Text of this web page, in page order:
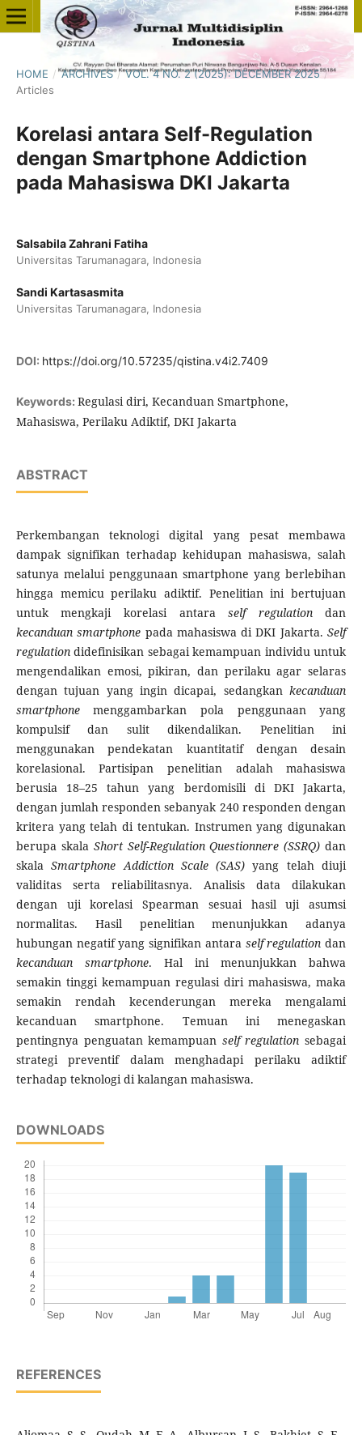
HOME / ARCHIVES / VOL. 4 NO. 2 (2025): DECEMBER 2025 /
Articles
Korelasi antara Self-Regulation
dengan Smartphone Addiction
pada Mahasiswa DKI Jakarta
Salsabila Zahrani Fatiha
Universitas Tarumanagara, Indonesia
Sandi Kartasasmita
Universitas Tarumanagara, Indonesia
DOI: https://doi.org/10.57235/qistina.v4i2.7409
Keywords: Regulasi diri, Kecanduan Smartphone,
Mahasiswa, Perilaku Adiktif, DKI Jakarta
ABSTRACT
Perkembangan teknologi digital yang pesat membawa
dampak signifikan terhadap kehidupan mahasiswa, salah
satunya melalui penggunaan smartphone yang berlebihan
hingga memicu perilaku adiktif. Penelitian ini bertujuan
untuk mengkaji korelasi antaraself regulationdan
kecanduan smartphone pada mahasiswa di DKI Jakarta.Self
regulationdidefinisikan sebagai kemampuan individu untuk
mengendalikan emosi, pikiran, dan perilaku agar selaras
dengan tujuan yang ingin dicapai, sedangkankecanduan
smartphonemenggambarkan pola penggunaan yang
kompulsif dan sulit dikendalikan. Penelitian ini
menggunakan pendekatan kuantitatif dengan desain
korelasional. Partisipan penelitian adalah mahasiswa
berusia 18–25 tahun yang berdomisili di DKI Jakarta,
dengan jumlah responden sebanyak 240 responden dengan
kritera yang telah di tentukan. Instrumen yang digunakan
berupa skala Short Self-Regulation Questionnere (SSRQ)dan
skalaSmartphone Addiction Scale (SAS)yang telah diuji
validitas serta reliabilitasnya. Analisis data dilakukan
dengan uji korelasi Spearman sesuai hasil uji asumsi
normalitas. Hasil penelitian menunjukkan adanya
hubungan negatif yang signifikan antara self regulation dan
kecanduan smartphone. Hal ini menunjukkan bahwa
semakin tinggi kemampuan regulasi diri mahasiswa, maka
semakin rendah kecenderungan mereka mengalami
kecanduan smartphone. Temuan ini menegaskan
pentingnya penguatan kemampuan self regulation sebagai
strategi preventif dalam menghadapi perilaku adiktif
terhadap teknologi di kalangan mahasiswa.
DOWNLOADS
REFERENCES